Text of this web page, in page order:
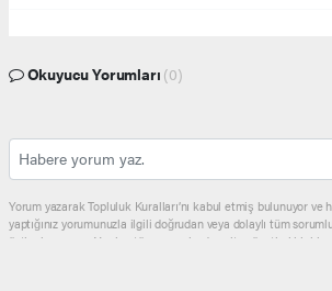
Okuyucu Yorumları (0)
Yorum yazarak Topluluk Kuralları’nı kabul etmiş bulunuyor ve
yaptığınız yorumunuzla ilgili doğrudan veya dolaylı tüm
üstleniyorsunuz. Yazılan tüm yorumlardan site yönetimi hiçbir